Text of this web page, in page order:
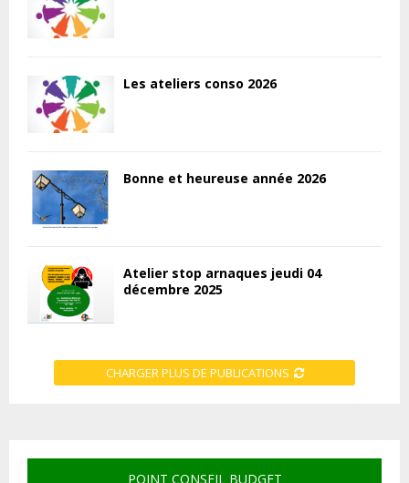
Les ateliers conso 2026
Bonne et heureuse année 2026
Atelier stop arnaques jeudi 04
décembre 2025
CHARGER PLUS DE PUBLICATIONS
POINT CONSEIL BUDGET